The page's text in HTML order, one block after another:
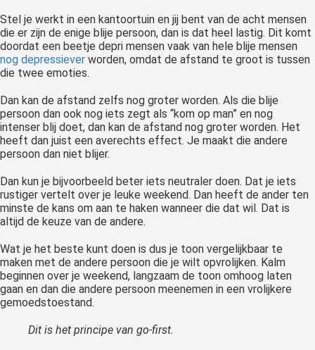
Stel je werkt in een kantoortuin en jij bent van de acht mensen
die er zijn de enige blije persoon, dan is dat heel lastig. Dit komt
doordat een beetje depri mensen vaak van hele blije mensen
nog depressiever worden, omdat de afstand te groot is tussen
die twee emoties.
Dan kan de afstand zelfs nog groter worden. Als die blije
persoon dan ook nog iets zegt als “kom op man” en nog
intenser blij doet, dan kan de afstand nog groter worden. Het
heeft dan juist een averechts effect. Je maakt die andere
persoon dan niet blijer.
Dan kun je bijvoorbeeld beter iets neutraler doen. Dat je iets
rustiger vertelt over je leuke weekend. Dan heeft de ander ten
minste de kans om aan te haken wanneer die dat wil. Dat is
altijd de keuze van de andere.
Wat je het beste kunt doen is dus je toon vergelijkbaar te
maken met de andere persoon die je wilt opvrolijken. Kalm
beginnen over je weekend, langzaam de toon omhoog laten
gaan en dan die andere persoon meenemen in een vrolijkere
gemoedstoestand.
Dit is het principe van go-first.